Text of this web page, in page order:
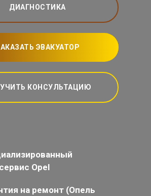
ДИАГНОСТИКА
ЭВАКУАТОР
КОНСУЛЬТАЦИЮ
Opel
на ремонт (Опель